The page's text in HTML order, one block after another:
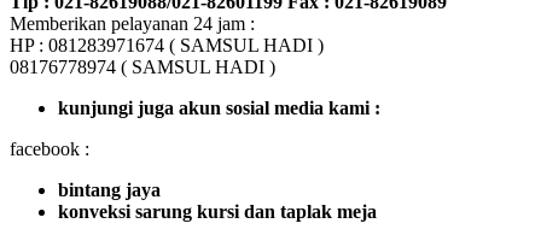
Memberikan pelayanan 24 jam :
HP : 081283971674 ( SAMSUL HADI )
08176778974 ( SAMSUL HADI )
kunjungi juga akun sosial media kami :
facebook :
bintang jaya
konveksi sarung kursi dan taplak meja